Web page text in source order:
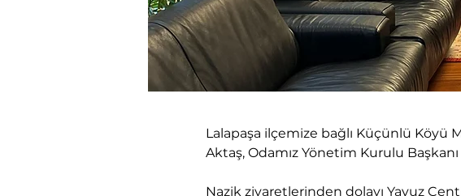
Lalapaşa ilçemize bağlı Küçünlü Köyü
Aktaş, Odamız Yönetim Kurulu
Nazik ziyaretlerinden dolayı Yavuz